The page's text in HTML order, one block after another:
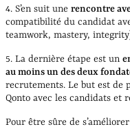
4. S’en suit une rencontre
compatibilité du candidat
teamwork, mastery,
5. La dernière étape est un
au moins un des deux
recrutements. Le but est de
Qonto avec les candidats et
Pour être sûre de